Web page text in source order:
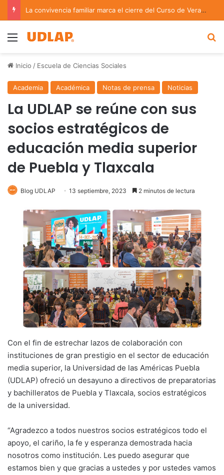
La convivencia familiar marca el cierre del Curso de Verano de Escuelas Aztecas
Menu
Inicio / Escuela de Ciencias Sociales
Academia Académica Notas de prensa Noticias
La UDLAP se reúne con sus
socios estratégicos de
educación media superior
de Puebla y Tlaxcala
Blog UDLAP 13 septiembre, 2023 2 minutos de lectura
Con el fin de estrechar lazos de colaboración con
instituciones de gran prestigio en el sector de educación
media superior, la Universidad de las Américas Puebla
(UDLAP) ofreció un desayuno a directivos de preparatorias
y bachilleratos de Puebla y Tlaxcala, socios estratégicos
de la universidad.
“Agradezco a todos nuestros socios estratégicos todo el
apoyo, el cariño, la fe y esperanza demostrada hacia
nosotros como institución. Les puedo asegurar que
estamos bien y que gracias a ustedes y por ustedes vamos